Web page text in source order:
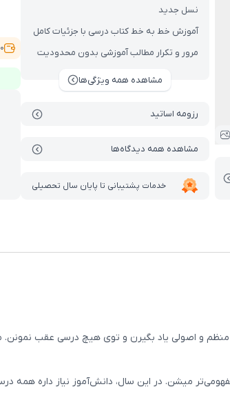
نسل جدید
آموزش خط به خط کتاب درسی با جزئیات کامل
مرور و تکرار مطالب آموزشی بدون محدودیت
مشاهده همه ویژگی‌ها
رزومه اساتید
مشاهده همه دیدگاه‌ها
خدمات پشتیبانی تا پایان سال تحصیلی
اصولی یاد بگیرن و توی هیچ درسی عقب نمونن.
میشن. در این سال، دانش‌آموز نیاز داره همه